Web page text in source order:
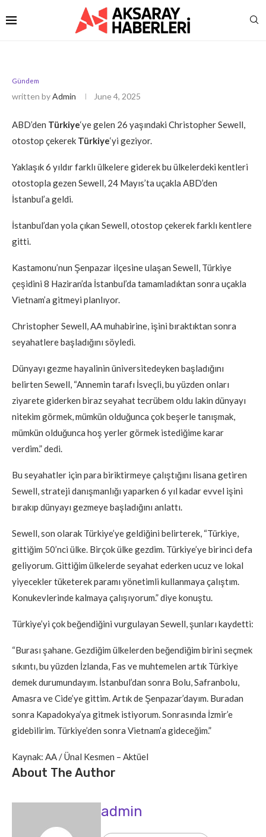
Gündem
written byAdmin June 4, 2025
ABD’den Türkiye‘ye gelen 26 yaşındaki Christopher Sewell,
otostop çekerek Türkiye‘yi geziyor.
Yaklaşık 6 yıldır farklı ülkelere giderek bu ülkelerdeki kentleri
otostopla gezen Sewell, 24 Mayıs’ta uçakla ABD’den
İstanbul’a geldi.
İstanbul’dan yola çıkan Sewell, otostop çekerek farklı kentlere
gitti.
Kastamonu’nun Şenpazar ilçesine ulaşan Sewell, Türkiye
çeşidini 8 Haziran’da İstanbul’da tamamladıktan sonra uçakla
Vietnam’a gitmeyi planlıyor.
Christopher Sewell, AA muhabirine, işini bıraktıktan sonra
seyahatlere başladığını söyledi.
Dünyayı gezme hayalinin üniversitedeyken başladığını
belirten Sewell, “Annemin tarafı İsveçli, bu yüzden onları
ziyarete giderken biraz seyahat tecrübem oldu lakin dünyayı
nitekim görmek, mümkün olduğunca çok beşerle tanışmak,
mümkün olduğunca hoş yerler görmek istediğime karar
verdim.” dedi.
Bu seyahatler için para biriktirmeye çalıştığını lisana getiren
Sewell, strateji danışmanlığı yaparken 6 yıl kadar evvel işini
bırakıp dünyayı gezmeye başladığını anlattı.
Sewell, son olarak Türkiye’ye geldiğini belirterek, “Türkiye,
gittiğim 50’nci ülke. Birçok ülke gezdim. Türkiye’ye birinci defa
geliyorum. Gittiğim ülkelerde seyahat ederken ucuz ve lokal
yiyecekler tüketerek paramı yönetimli kullanmaya çalıştım.
Konukevlerinde kalmaya çalışıyorum.” diye konuştu.
Türkiye’yi çok beğendiğini vurgulayan Sewell, şunları kaydetti:
“Burası şahane. Gezdiğim ülkelerden beğendiğim birini seçmek
sıkıntı, bu yüzden İzlanda, Fas ve muhtemelen artık Türkiye
demek durumundayım. İstanbul’dan sonra Bolu, Safranbolu,
Amasra ve Cide’ye gittim. Artık de Şenpazar’dayım. Buradan
sonra Kapadokya’ya gitmek istiyorum. Sonrasında İzmir’e
gidebilirim. Türkiye’den sonra Vietnam’a gideceğim.”
Kaynak: AA / Ünal Kesmen – Aktüel
About The Author
admin